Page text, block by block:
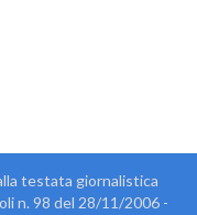
testata giornalistica
n. 98 del 28/11/2006 -